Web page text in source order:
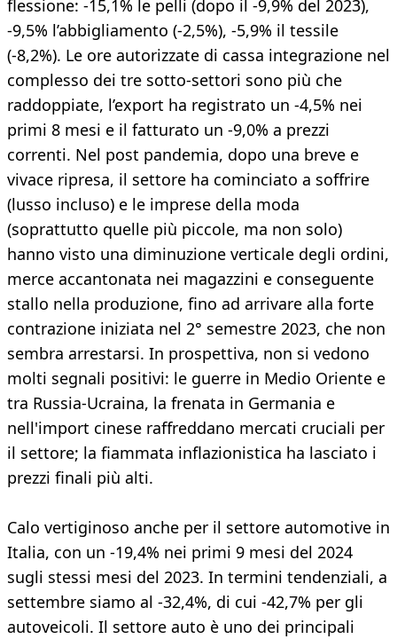
flessione: -15,1% le pelli (dopo il -9,9% del 2023),
-9,5% l’abbigliamento (-2,5%), -5,9% il tessile
(-8,2%). Le ore autorizzate di cassa integrazione nel
complesso dei tre sotto-settori sono più che
raddoppiate, l’export ha registrato un -4,5% nei
primi 8 mesi e il fatturato un -9,0% a prezzi
correnti. Nel post pandemia, dopo una breve e
vivace ripresa, il settore ha cominciato a soffrire
(lusso incluso) e le imprese della moda
(soprattutto quelle più piccole, ma non solo)
hanno visto una diminuzione verticale degli ordini,
merce accantonata nei magazzini e conseguente
stallo nella produzione, fino ad arrivare alla forte
contrazione iniziata nel 2° semestre 2023, che non
sembra arrestarsi. In prospettiva, non si vedono
molti segnali positivi: le guerre in Medio Oriente e
tra Russia-Ucraina, la frenata in Germania e
nell'import cinese raffreddano mercati cruciali per
il settore; la fiammata inflazionistica ha lasciato i
prezzi finali più alti.
Calo vertiginoso anche per il settore automotive in
Italia, con un -19,4% nei primi 9 mesi del 2024
sugli stessi mesi del 2023. In termini tendenziali, a
settembre siamo al -32,4%, di cui -42,7% per gli
autoveicoli. Il settore auto è uno dei principali